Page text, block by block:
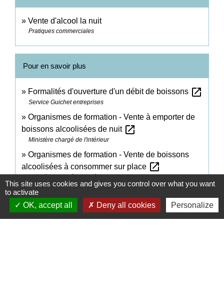
Vente d'alcool la nuit
Pratiques commerciales
Pour en savoir plus
Formalités d'ouverture d'un débit de boissons open_in_new
Service Guichet entreprises
Organismes de formation - Vente à emporter de
boissons alcoolisées de nuit open_in_new
Ministère chargé de l'intérieur
Organismes de formation - Vente de boissons
alcoolisées à consommer sur place open_in_new
Obtenir une licence de débit de boissons
Ministère chargé de l'économie
This site uses cookies and gives you control over what you want
to activate
OK, accept all
Deny all cookies Personalize